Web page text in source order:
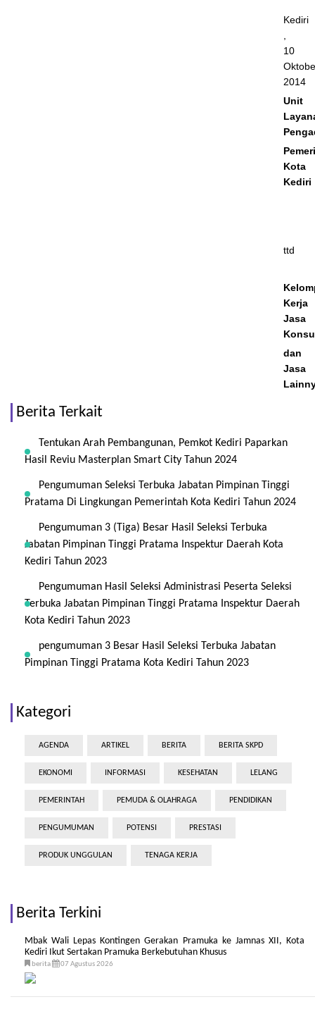
Kediri
10
2014
Unit
Kota
Kediri
ttd
Kerja
Jasa
dan
Jasa
Berita Terkait
Tentukan Arah Pembangunan, Pemkot Kediri Paparkan
Hasil Reviu Masterplan Smart City Tahun 2024
Pengumuman Seleksi Terbuka Jabatan Pimpinan Tinggi
Pratama Di Lingkungan Pemerintah Kota Kediri Tahun 2024
Pengumuman 3 (Tiga) Besar Hasil Seleksi Terbuka
Jabatan Pimpinan Tinggi Pratama Inspektur Daerah Kota
Kediri Tahun 2023
Pengumuman Hasil Seleksi Administrasi Peserta Seleksi
Terbuka Jabatan Pimpinan Tinggi Pratama Inspektur Daerah
Kota Kediri Tahun 2023
pengumuman 3 Besar Hasil Seleksi Terbuka Jabatan
Pimpinan Tinggi Pratama Kota Kediri Tahun 2023
Kategori
AGENDA ARTIKEL BERITA BERITA SKPD
EKONOMI INFORMASI KESEHATAN LELANG
PEMERINTAH PEMUDA & OLAHRAGA PENDIDIKAN
PENGUMUMAN POTENSI PRESTASI
PRODUK UNGGULAN TENAGA KERJA
Berita Terkini
Mbak Wali Lepas Kontingen Gerakan Pramuka ke Jamnas XII, Kota
Kediri Ikut Sertakan Pramuka Berkebutuhan Khusus
berita 07 Agustus 2026